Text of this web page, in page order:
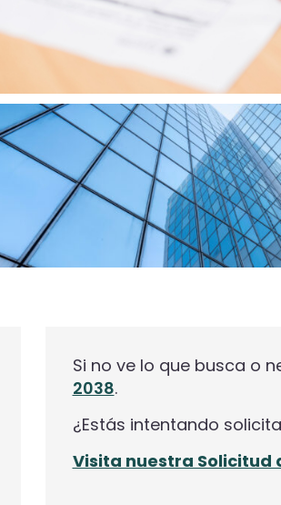
Si no ve lo que busca o
2038.
¿Estás intentando
Visita nuestra Solicitud